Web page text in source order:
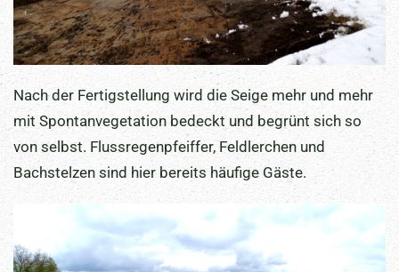
Nach der Fertigstellung wird die Seige mehr und mehr
mit Spontanvegetation bedeckt und begrünt sich so
von selbst. Flussregenpfeiffer, Feldlerchen und
Bachstelzen sind hier bereits häufige Gäste.